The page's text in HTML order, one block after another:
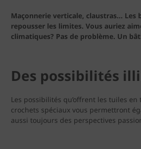
Maçonnerie verticale, claustras… Les
repousser les limites. Vous auriez
climatiques? Pas de problème. Un
Des possibilités
Les possibilités qu’offrent les tuiles
crochets spéciaux vous permettront
aussi toujours des perspectives